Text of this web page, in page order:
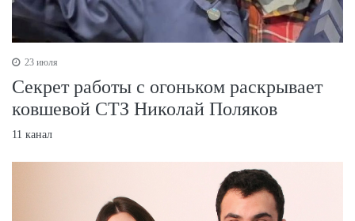
23 июля
Секрет работы с огоньком раскрывает
ковшевой СТЗ Николай Поляков
11 канал